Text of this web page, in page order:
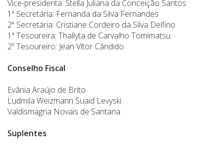
Vice-presidenta: Stella Juliana da Conceição Santos
1ª Secretária: Fernanda da Silva Fernandes
2ª Secretária: Cristiane Cordeiro da Silva Delfino
1ª Tesoureira: Thallyta de Carvalho Tomimatsu
2º Tesoureiro: Jean Vítor Cândido
Conselho Fiscal
Evânia Araújo de Brito
Ludmila Weizmann Suaid Levyski
Valdismagna Novais de Santana
Suplentes